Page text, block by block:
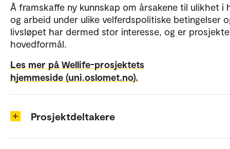
Å framskaffe ny kunnskap om årsakene til ulikhet i
og arbeid under ulike velferdspolitiske betingelser
livsløpet har dermed stor interesse, og er
hovedformål.
Les mer på Wellife-prosjektets
hjemmeside (uni.oslomet.no).
Prosjektdeltakere